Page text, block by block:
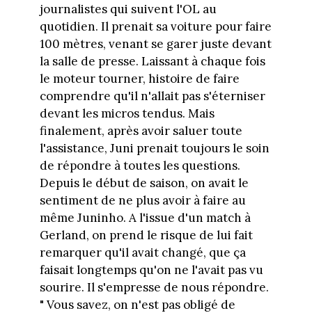
journalistes qui suivent l'OL au
quotidien. Il prenait sa voiture pour faire
100 mètres, venant se garer juste devant
la salle de presse. Laissant à chaque fois
le moteur tourner, histoire de faire
comprendre qu'il n'allait pas s'éterniser
devant les micros tendus. Mais
finalement, après avoir saluer toute
l'assistance, Juni prenait toujours le soin
de répondre à toutes les questions.
Depuis le début de saison, on avait le
sentiment de ne plus avoir à faire au
même Juninho. A l'issue d'un match à
Gerland, on prend le risque de lui fait
remarquer qu'il avait changé, que ça
faisait longtemps qu'on ne l'avait pas vu
sourire. Il s'empresse de nous répondre.
" Vous savez, on n'est pas obligé de